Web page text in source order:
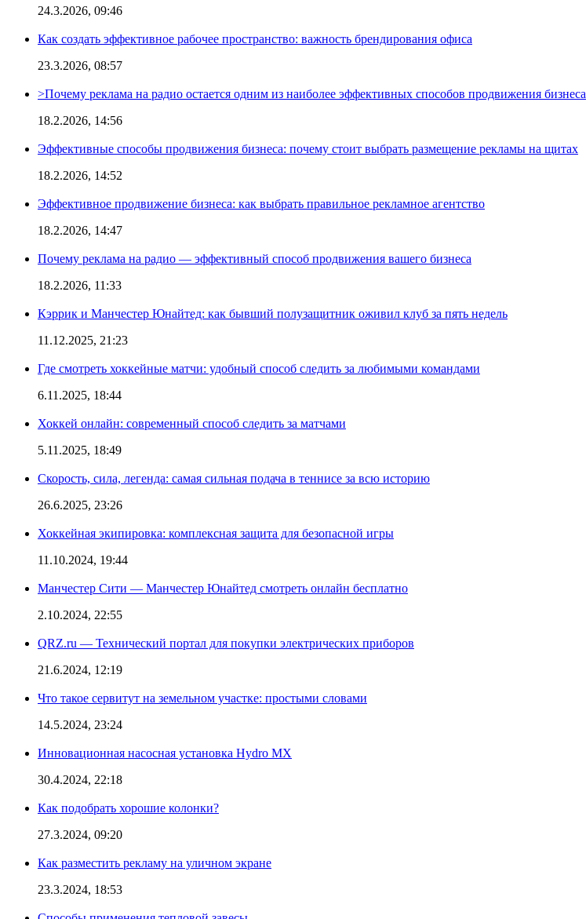
24.3.2026, 09:46
Как создать эффективное рабочее пространство: важность брендирования офиса
23.3.2026, 08:57
>Почему реклама на радио остается одним из наиболее эффективных способов продвижения бизнеса
18.2.2026, 14:56
Эффективные способы продвижения бизнеса: почему стоит выбрать размещение рекламы на щитах
18.2.2026, 14:52
Эффективное продвижение бизнеса: как выбрать правильное рекламное агентство
18.2.2026, 14:47
Почему реклама на радио — эффективный способ продвижения вашего бизнеса
18.2.2026, 11:33
Кэррик и Манчестер Юнайтед: как бывший полузащитник оживил клуб за пять недель
11.12.2025, 21:23
Где смотреть хоккейные матчи: удобный способ следить за любимыми командами
6.11.2025, 18:44
Хоккей онлайн: современный способ следить за матчами
5.11.2025, 18:49
Скорость, сила, легенда: самая сильная подача в теннисе за всю историю
26.6.2025, 23:26
Хоккейная экипировка: комплексная защита для безопасной игры
11.10.2024, 19:44
Манчестер Сити — Манчестер Юнайтед смотреть онлайн бесплатно
2.10.2024, 22:55
QRZ.ru — Технический портал для покупки электрических приборов
21.6.2024, 12:19
Что такое сервитут на земельном участке: простыми словами
14.5.2024, 23:24
Инновационная насосная установка Hydro MX
30.4.2024, 22:18
Как подобрать хорошие колонки?
27.3.2024, 09:20
Как разместить рекламу на уличном экране
23.3.2024, 18:53